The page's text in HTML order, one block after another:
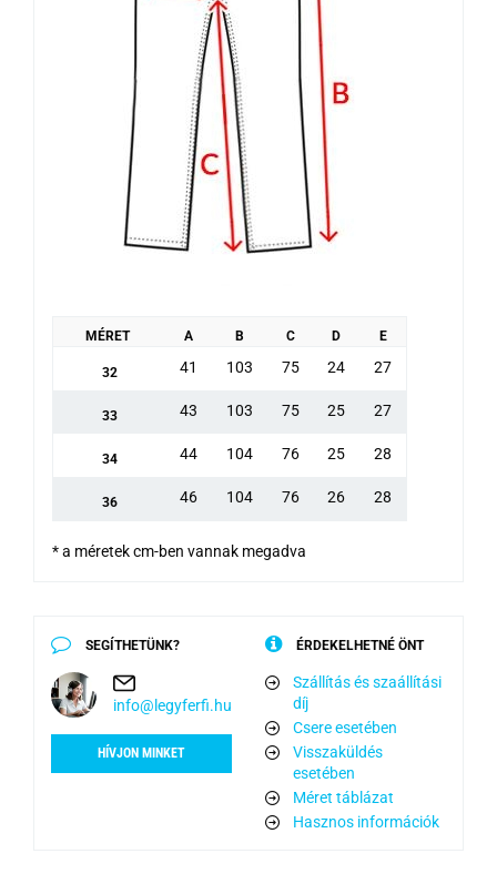
MÉRET A B C D E
32 41 103 75 24 27
33 43 103 75 25 27
34 44 104 76 25 28
36 46 104 76 26 28
* a méretek cm-ben vannak megadva
SEGÍTHETÜNK?
info@legyferfi.hu
HÍVJON MINKET
ÉRDEKELHETNÉ ÖNT
Szállítás és szaállítási
díj
Csere esetében
Visszaküldés
esetében
Méret táblázat
Hasznos információk